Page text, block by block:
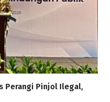
Perangi Pinjol Ilegal,